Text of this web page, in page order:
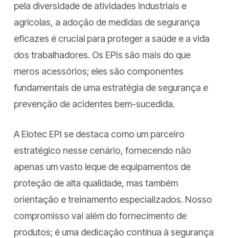
pela diversidade de atividades industriais e
agrícolas, a adoção de medidas de segurança
eficazes é crucial para proteger a saúde e a vida
dos trabalhadores. Os EPIs são mais do que
meros acessórios; eles são componentes
fundamentais de uma estratégia de segurança e
prevenção de acidentes bem-sucedida.
A Elotec EPI se destaca como um parceiro
estratégico nesse cenário, fornecendo não
apenas um vasto leque de equipamentos de
proteção de alta qualidade, mas também
orientação e treinamento especializados. Nosso
compromisso vai além do fornecimento de
produtos; é uma dedicação contínua à segurança